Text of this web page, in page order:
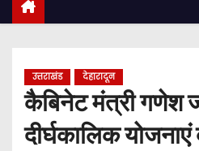
उत्तराखंड देहारादून
कैबिनेट मंत्री गणेश
दीर्घकालिक